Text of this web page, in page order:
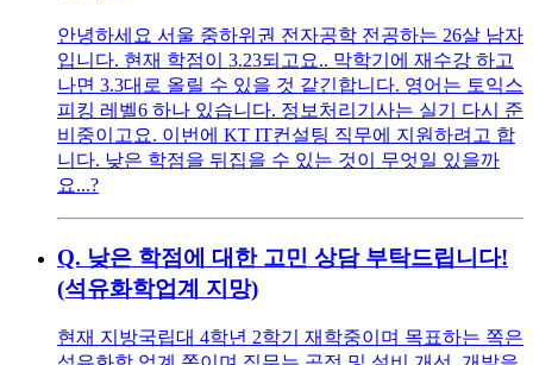
안녕하세요 서울 중하위권 전자공학 전공하는 26살 남자
입니다. 현재 학점이 3.23되고요.. 막학기에 재수강 하고
나면 3.3대로 올릴 수 있을 것 같긴합니다. 영어는 토익스
피킹 레벨6 하나 있습니다. 정보처리기사는 실기 다시 준
비중이고요. 이번에 KT IT컨설팅 직무에 지원하려고 합
니다. 낮은 학점을 뒤집을 수 있는 것이 무엇일 있을까
요...?
Q. 낮은 학점에 대한 고민 상담 부탁드립니다!
(석유화학업계 지망)
현재 지방국립대 4학년 2학기 재학중이며 목표하는 쪽은